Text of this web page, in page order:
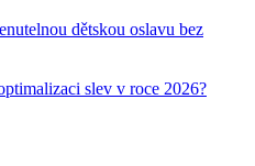
dětskou oslavu bez
slev v roce 2026?